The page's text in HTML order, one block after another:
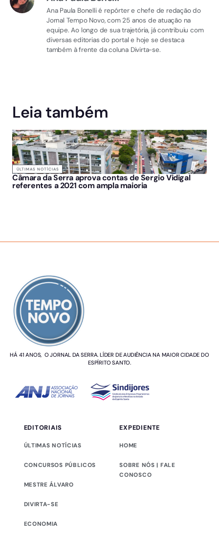
Ana Paula Bonelli é repórter e chefe de redação do
Jornal Tempo Novo, com 25 anos de atuação na
equipe. Ao longo de sua trajetória, já contribuiu com
diversas editorias do portal e hoje se destaca
também à frente da coluna Divirta-se.
Leia também
ÚLTIMAS NOTÍCIAS
Câmara da Serra aprova contas de Sergio Vidigal
referentes a 2021 com ampla maioria
HÁ 41 ANOS, O JORNAL DA SERRA. LÍDER DE AUDIÊNCIA NA MAIOR CIDADE DO
ESPÍRITO SANTO.
EDITORIAIS
ÚLTIMAS NOTÍCIAS
CONCURSOS PÚBLICOS
MESTRE ÁLVARO
DIVIRTA-SE
ECONOMIA
EXPEDIENTE
HOME
SOBRE NÓS | FALE
CONOSCO